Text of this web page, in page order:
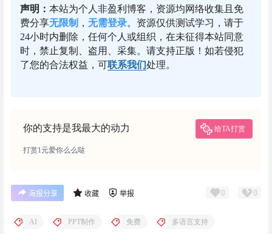
声明： 本站为个人非盈利博客，资源均网络收集且免
费分享无限制 ， 无需登录。资源仅供测试学习，请于
24小时内删除，任何个人或组织，在未征得本站同意
时，禁止复制、盗用、采集。请支持正版！如若侵犯
了您的合法权益，可联系我们处理。
你的支持是我最大的动力 给TA打赏
打赏1元爱你么么哒
海报分享 收藏 举报 0 0
AI PPT制作 免费 多语言支持